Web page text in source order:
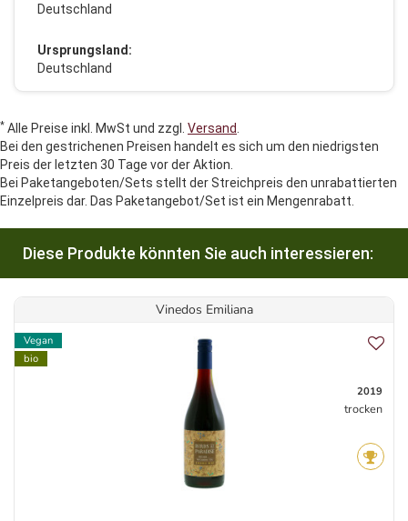
Deutschland
Ursprungsland:
Deutschland
* Alle Preise inkl. MwSt und zzgl. Versand
Bei den gestrichenen Preisen handelt es sich um den niedrigsten
Preis der letzten 30 Tage vor der Aktion.
Bei Paketangeboten/Sets stellt der Streichpreis den unrabattierten
Einzelpreis dar. Das Paketangebot/Set ist ein Mengenrabatt.
Diese Produkte könnten Sie auch interessieren:
Vinedos Emiliana
Vegan
bio
2019
trocken